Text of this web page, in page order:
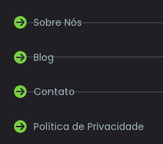
Sobre Nós
Blog
Contato
Política de Privacidade